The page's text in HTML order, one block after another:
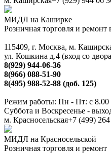
МИДЛ на Каширке
Розничная торговля и
115409, г. Москва, м.
ул. Кошкина д.4 (вход со
8(929) 944-06-36
8(966) 088-51-90
8(495) 988-52-88 (доб. 125)
Режим работы: Пн - Пт: с 8.00
Суббота и Воскресенье -
м. Красносельская+7 (499)
МИДЛ на Красносельской
Розничная торговля и ремонт